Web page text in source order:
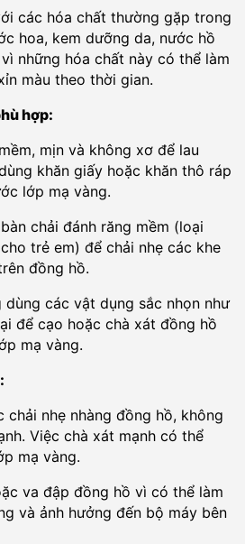
các hóa chất thường gặp trong
hoa, kem dưỡng da, nước hồ
những hóa chất này có thể làm
màu theo thời gian.
hợp:
mịn và không xơ để lau
khăn giấy hoặc khăn thô ráp
lớp mạ vàng.
chải đánh răng mềm (loại
trẻ em) để chải nhẹ các khe
đồng hồ.
dùng các vật dụng sắc nhọn như
để cạo hoặc chà xát đồng hồ
mạ vàng.
chải nhẹ nhàng đồng hồ, không
Việc chà xát mạnh có thể
mạ vàng.
va đập đồng hồ vì có thể làm
và ảnh hưởng đến bộ máy bên